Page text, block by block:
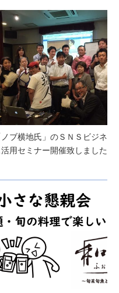
ノブ横地氏」のＳＮＳビジネ
活用セミナー開催致しました